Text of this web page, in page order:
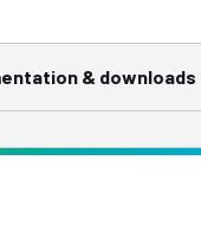
& downloads